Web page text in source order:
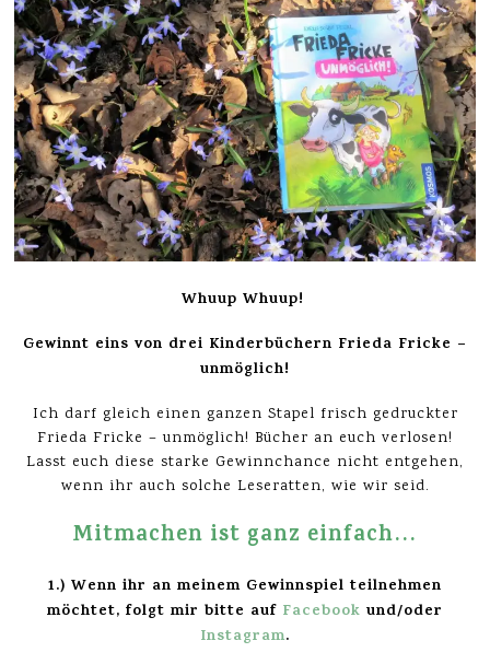
Whuup Whuup!
Gewinnt eins von drei Kinderbüchern Frieda Fricke –
unmöglich!
Ich darf gleich einen ganzen Stapel frisch gedruckter
Frieda Fricke – unmöglich! Bücher an euch verlosen!
Lasst euch diese starke Gewinnchance nicht entgehen,
wenn ihr auch solche Leseratten, wie wir seid.
Mitmachen ist ganz einfach…
1.) Wenn ihr an meinem Gewinnspiel teilnehmen
möchtet, folgt mir bitte auf Facebook und/oder
Instagram.